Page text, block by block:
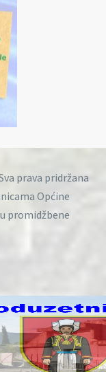
prava pridržana
Općine
promidžbene